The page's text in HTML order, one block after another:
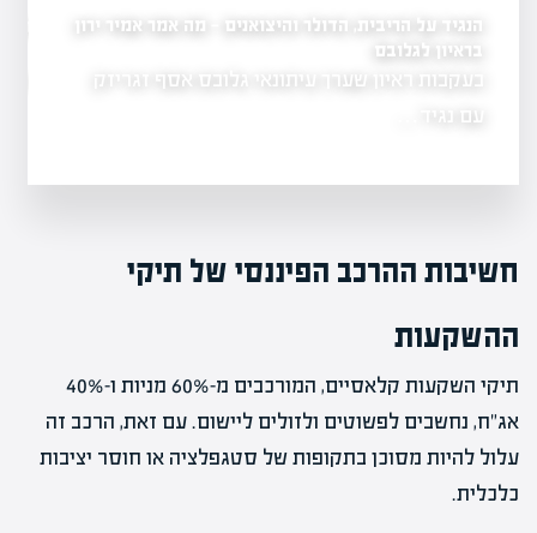
מחירי הדירות
מזרחי
הנגיד על הריבית, הדולר והיצואנים — מה אמר אמיר ירון
בראיון לגלובס
בעקבות ראיון שערך עיתונאי גלובס אסף זגריזק
עם נגיד…
חשיבות ההרכב הפיננסי של תיקי
ההשקעות
תיקי השקעות קלאסיים, המורכבים מ-60% מניות ו-40%
אג"ח, נחשבים לפשוטים ולזולים ליישום. עם זאת, הרכב זה
עלול להיות מסוכן בתקופות של סטגפלציה או חוסר יציבות
כלכלית.